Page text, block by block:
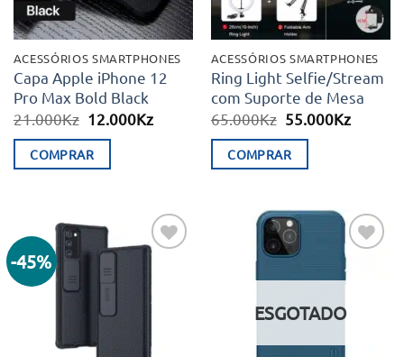
ACESSÓRIOS SMARTPHONES
Capa Apple iPhone 12
Pro Max Bold Black
21.000Kz O
original
era:
12.000KzO
COMPRAR
ACESSÓRIOS SMARTPHONES
Ring Light Selfie/Stream
com Suporte de Mesa
65.000Kz O
original
era:
55.000KzO
COMPRAR
-45%
Adicionar
aos meus
desejos
Adicionar
aos meus
ESGOTADO